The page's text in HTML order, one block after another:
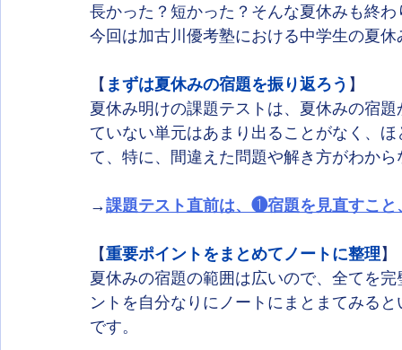
長かった？短かった？そんな夏休みも終
今回は加古川優考塾における中学生の夏
【 まずは夏休みの宿題を振り返ろう 】
夏休み明けの課題テストは、夏休みの宿
ていない単元はあまり出ることがなく、
て、特に、間違えた問題や解き方がわか
→課題テスト直前は、❶宿題を見直すこ
【重要ポイントをまとめてノートに整理】
夏休みの宿題の範囲は広いので、全てを
ントを自分なりにノートにまとまてみる
です。